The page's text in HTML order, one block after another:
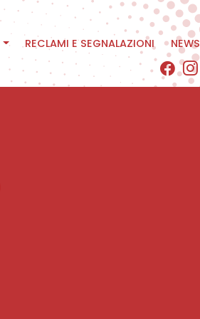
RECLAMI E SEGNALAZIONI NEWS